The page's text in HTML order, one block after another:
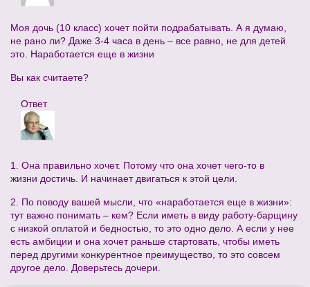
Моя дочь (10 класс) хочет пойти подрабатывать. А я думаю,
не рано ли? Даже 3-4 часа в день – все равно, не для детей
это. Наработается еще в жизни
Вы как считаете?
Ответ
1. Она правильно хочет. Потому что она хочет чего-то в
жизни достичь. И начинает двигаться к этой цели.
2. По поводу вашей мысли, что «наработается еще в жизни»:
тут важно понимать – кем? Если иметь в виду работу-барщину
с низкой оплатой и бедностью, то это одно дело. А если у нее
есть амбиции и она хочет раньше стартовать, чтобы иметь
перед другими конкурентное преимущество, то это совсем
другое дело. Доверьтесь дочери.